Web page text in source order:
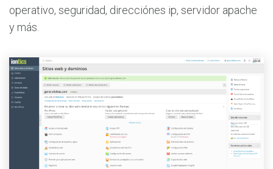
operativo, seguridad, direcciónes ip, servidor apache
y más.